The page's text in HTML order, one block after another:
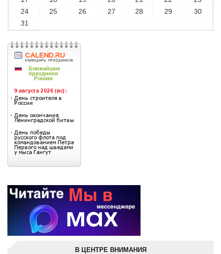
24
25 26 27 28 29
30
31
В ЦЕНТРЕ ВНИМАНИЯ